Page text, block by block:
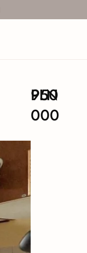
950
000
PLN